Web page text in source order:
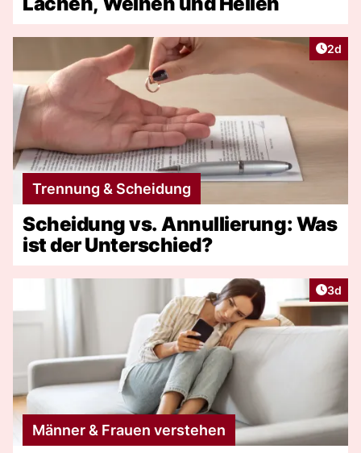
2d
Trennung & Scheidung
Scheidung vs. Annullierung: Was
ist der Unterschied?
3d
Männer & Frauen verstehen